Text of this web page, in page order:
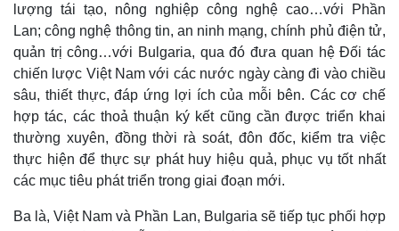
lượng tái tạo, nông nghiệp công nghệ cao…với Phần
Lan; công nghệ thông tin, an ninh mạng, chính phủ điện tử,
quản trị công…với Bulgaria, qua đó đưa quan hệ Đối tác
chiến lược Việt Nam với các nước ngày càng đi vào chiều
sâu, thiết thực, đáp ứng lợi ích của mỗi bên. Các cơ chế
hợp tác, các thoả thuận ký kết cũng cần được triển khai
thường xuyên, đồng thời rà soát, đôn đốc, kiểm tra việc
thực hiện để thực sự phát huy hiệu quả, phục vụ tốt nhất
các mục tiêu phát triển trong giai đoạn mới.
Ba là, Việt Nam và Phần Lan, Bulgaria sẽ tiếp tục phối hợp